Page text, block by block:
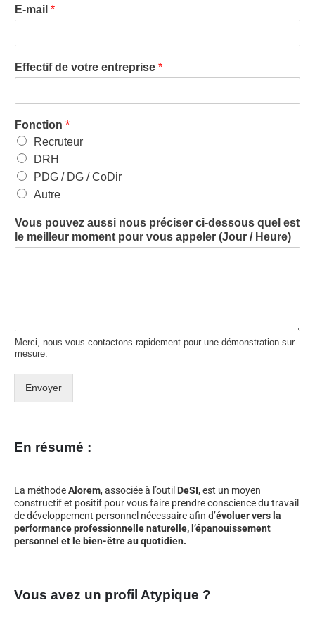
E-mail *
Effectif de votre entreprise *
Fonction *
Recruteur
DRH
PDG / DG / CoDir
Autre
Vous pouvez aussi nous préciser ci-dessous quel est
le meilleur moment pour vous appeler (Jour / Heure)
Merci, nous vous contactons rapidement pour une démonstration sur-
mesure.
Envoyer
En résumé :
La méthodeAlorem, associée à l’outil DeSI, est un moyen
constructif et positif pour vous faire prendre conscience du travail
de développement personnel nécessaire afin d’évoluer vers la
performance professionnelle naturelle, l’épanouissement
personnel et le bien-être au quotidien.
Vous avez un profil Atypique ?